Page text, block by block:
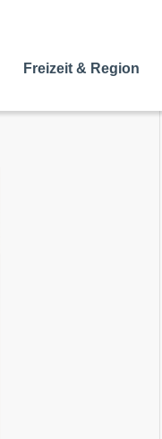
Freizeit & Region